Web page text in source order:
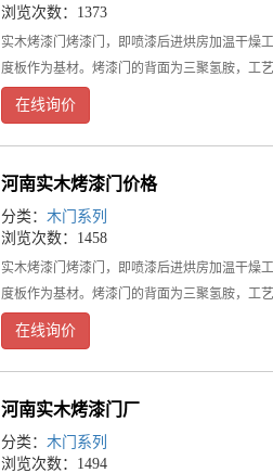
浏览次数：1373
实木烤漆门烤漆门，即喷漆后进烘房加温干燥
度板作为基材。烤漆门的背面为三聚氢胺，工
在线询价
河南实木烤漆门价格
分类： 木门系列
浏览次数：1458
实木烤漆门烤漆门，即喷漆后进烘房加温干燥
度板作为基材。烤漆门的背面为三聚氢胺，工
在线询价
河南实木烤漆门厂
分类： 木门系列
浏览次数：1494